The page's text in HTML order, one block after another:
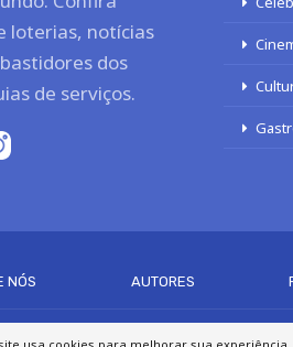
loterias, notícias
dos
de serviços.
NÓS AUTORES